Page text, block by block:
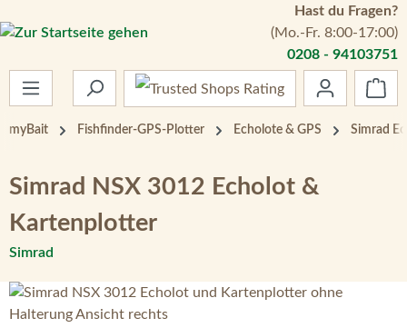
Zum Hauptinhalt springen
Hast du Fragen?
(Mo.-Fr. 8:00-17:00)
0208 - 94103751
myBait Fishfinder-GPS-Plotter Echolote & GPS Simrad
Simrad NSX 3012 Echolot &
Kartenplotter
Simrad
Bildergalerie überspringen